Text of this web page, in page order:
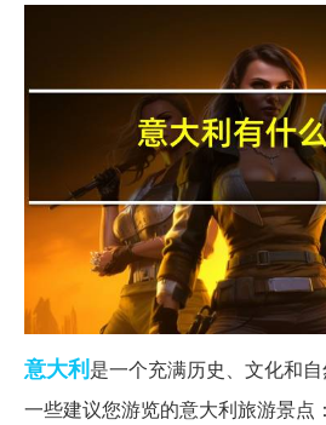
意大利是一个充满历史、文化和
一些建议您游览的意大利旅游景点：